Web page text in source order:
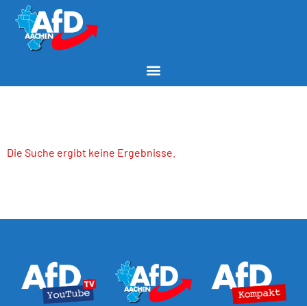
Die Suche ergibt keine Ergebnisse.